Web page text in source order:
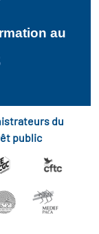
au
du
public